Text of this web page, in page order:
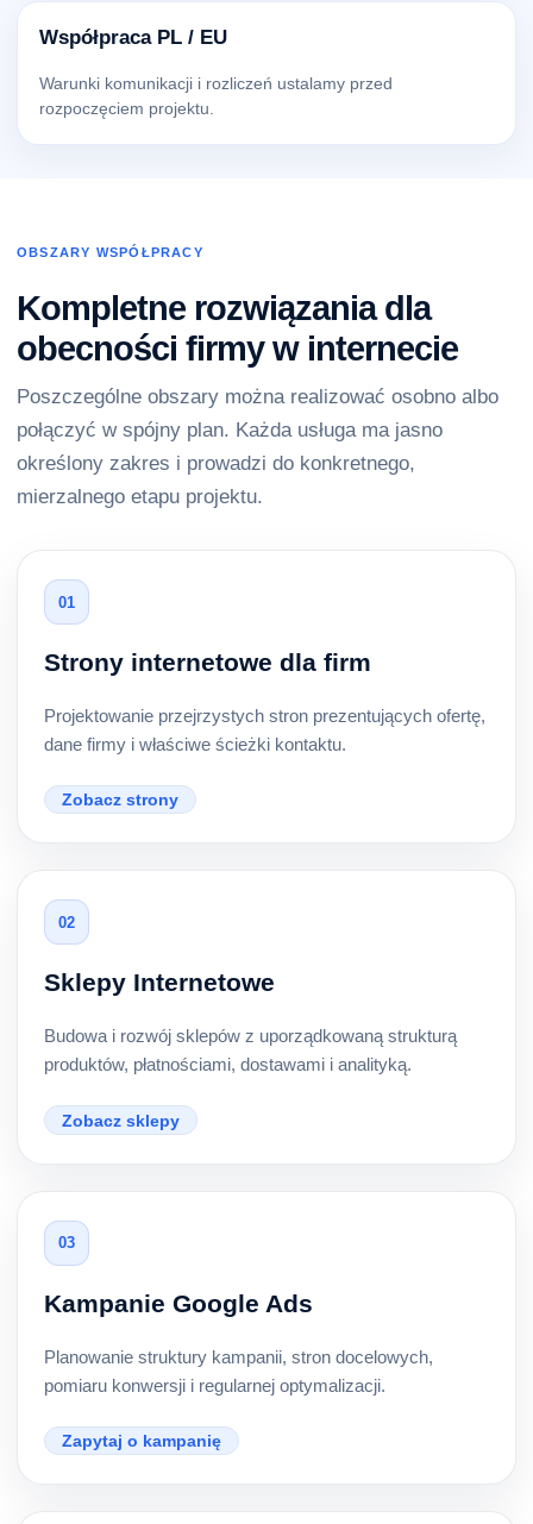
Współpraca PL / EU
Warunki komunikacji i rozliczeń ustalamy przed
rozpoczęciem projektu.
OBSZARY WSPÓŁPRACY
Kompletne rozwiązania dla
obecności firmy w internecie
Poszczególne obszary można realizować osobno albo
połączyć w spójny plan. Każda usługa ma jasno
określony zakres i prowadzi do konkretnego,
mierzalnego etapu projektu.
01
Strony internetowe dla firm
Projektowanie przejrzystych stron prezentujących ofertę,
dane firmy i właściwe ścieżki kontaktu.
Zobacz strony
02
Sklepy Internetowe
Budowa i rozwój sklepów z uporządkowaną strukturą
produktów, płatnościami, dostawami i analityką.
Zobacz sklepy
03
Kampanie Google Ads
Planowanie struktury kampanii, stron docelowych,
pomiaru konwersji i regularnej optymalizacji.
Zapytaj o kampanię